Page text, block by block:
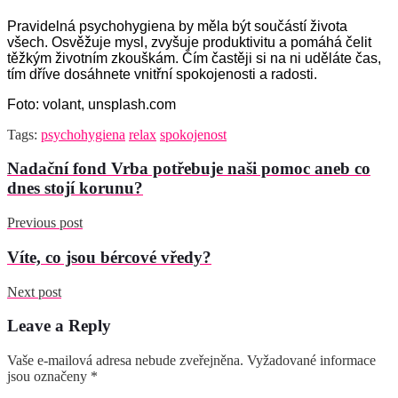
Pravidelná psychohygiena by měla být součástí života
všech. Osvěžuje mysl, zvyšuje produktivitu a pomáhá čelit
těžkým životním zkouškám. Čím častěji si na ni uděláte čas,
tím dříve dosáhnete vnitřní spokojenosti a radosti.
Foto: volant, unsplash.com
Tags: psychohygiena relax spokojenost
Nadační fond Vrba potřebuje naši pomoc aneb co
dnes stojí korunu?
Previous post
Víte, co jsou bércové vředy?
Next post
Leave a Reply
Vaše e-mailová adresa nebude zveřejněna. Vyžadované informace
jsou označeny *